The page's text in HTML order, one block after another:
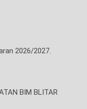
2026/2027.
BIM BLITAR